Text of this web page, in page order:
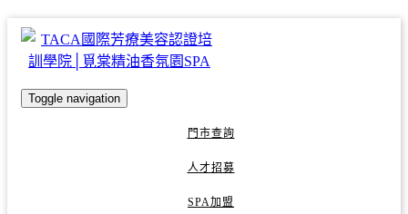
Toggle navigation
門市查詢
人才招募
SPA加盟